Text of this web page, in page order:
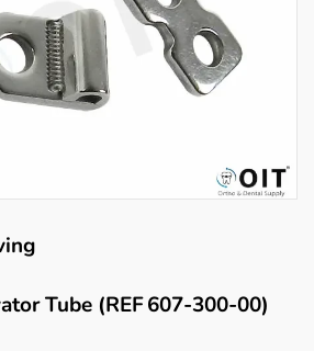
Tube (REF 607‑300‑00)